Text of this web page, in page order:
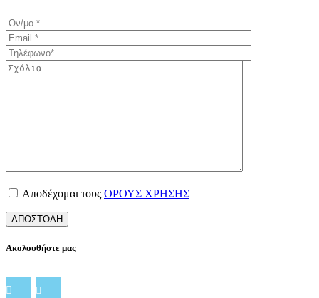
Αποδέχομαι τους ΟΡΟΥΣ ΧΡΗΣΗΣ
Ακολουθήστε μας